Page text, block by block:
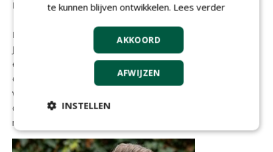
M: 06 18673711
Manon is na het afronden van haar studie
Journalistiek in 2024 op zoek gegaan naar
een passende baan. Waar ze eerst
ervaring heeft opgedaan in de
verzekeringswereld kan ze nu haar
creatieve hand kwijt in de vorm van junior
redacteur bij NWST.
te kunnen blijven ontwikkelen. Lees verder
AKKOORD
AFWIJZEN
INSTELLEN